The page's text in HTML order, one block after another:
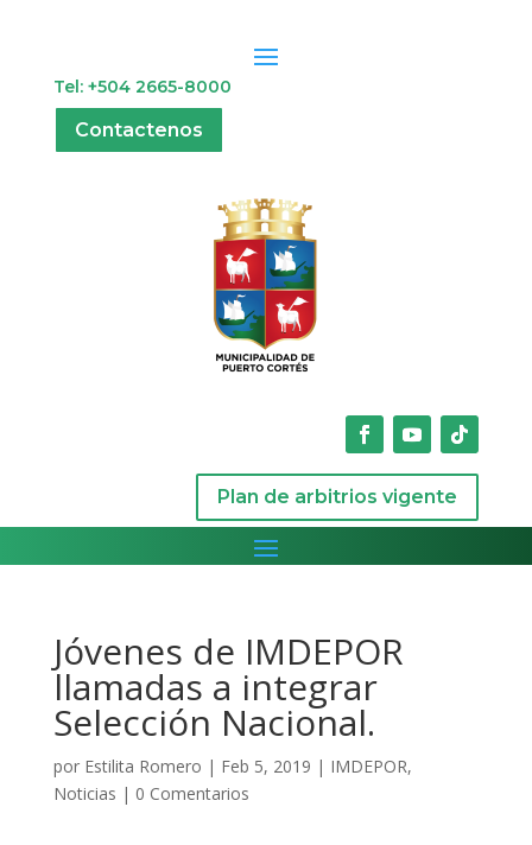
Tel: +504 2665-8000
Contactenos
Plan de arbitrios vigente
Jóvenes de IMDEPOR
llamadas a integrar
Selección Nacional.
por Estilita Romero | Feb 5, 2019 | IMDEPOR,
Noticias | 0 Comentarios